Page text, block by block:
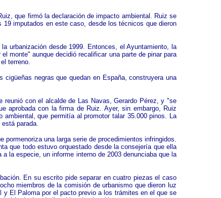
que firmó la declaración de impacto ambiental. Ruiz se
imputados en este caso, desde los técnicos que dieron
urbanización desde 1999. Entonces, el Ayuntamiento, la
monte" aunque decidió recalificar una parte de pinar para
terreno.
cigüeñas negras que quedan en España, construyera una
reunió con el alcalde de Las Navas, Gerardo Pérez, y "se
aprobada con la firma de Ruiz. Ayer, sin embargo, Ruiz
que permitía al promotor talar 35.000 pinos. La
parada.
una larga serie de procedimientos infringidos.
que todo estuvo orquestado desde la consejería que ella
la especie, un informe interno de 2003 denunciaba que la
En su escrito pide separar en cuatro piezas el caso
miembros de la comisión de urbanismo que dieron luz
El Paloma por el pacto previo a los trámites en el que se